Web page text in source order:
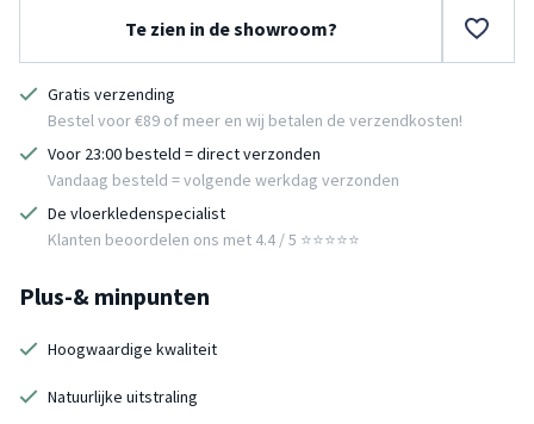
Te zien in de showroom?
Gratis verzending
Bestel voor €89 of meer en wij betalen de verzendkosten!
Voor 23:00 besteld = direct verzonden
Vandaag besteld = volgende werkdag verzonden
De vloerkledenspecialist
Klanten beoordelen ons met 4.4 / 5 ⭐⭐⭐⭐⭐
Plus-& minpunten
Hoogwaardige kwaliteit
Natuurlijke uitstraling